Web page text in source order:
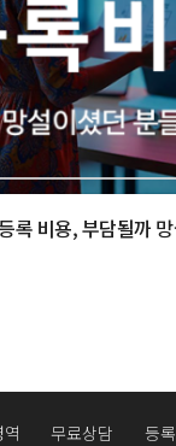
록 비용, 부담될까
무료상담 등